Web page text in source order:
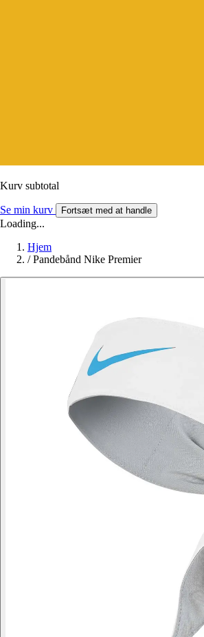
Kurv subtotal
Se min kurv Fortsæt med at handle
Loading...
Hjem
/ Pandebånd Nike Premier